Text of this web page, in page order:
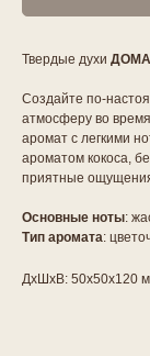
Твердые духи
Создайте по-
атмосферу во
аромат с легкими
ароматом кокоса,
приятные
Основные ноты:
Тип аромата:
ДxШxВ: 50x50x120